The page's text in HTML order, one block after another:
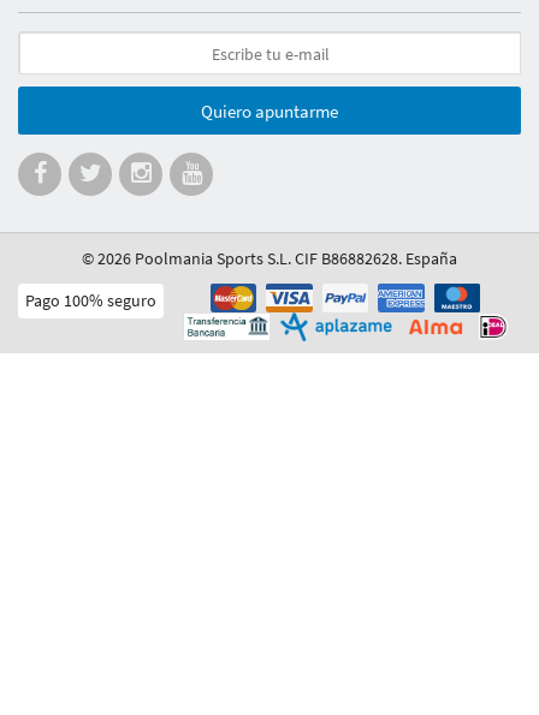
Quiero apuntarme
© 2026 Poolmania Sports S.L. CIF B86882628. España
Pago 100% seguro